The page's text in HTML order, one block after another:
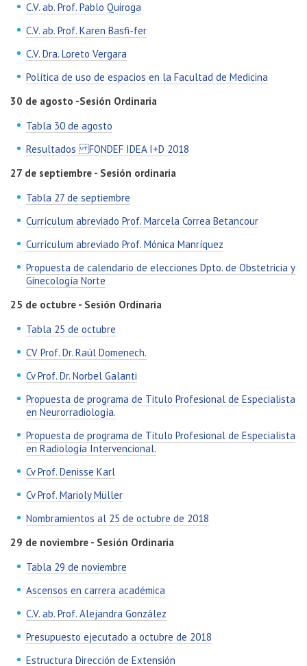
C.V. ab. Prof. Pablo Quiroga
C.V. ab. Prof. Karen Basfi-fer
C.V. Dra. Loreto Vergara
Política de uso de espacios en la Facultad de Medicina
30 de agosto -Sesión Ordinaria
Tabla 30 de agosto
Resultados FONDEF IDEA I+D 2018
27 de septiembre - Sesión ordinaria
Tabla 27 de septiembre
Currículum abreviado Prof. Marcela Correa Betancour
Currículum abreviado Prof. Mónica Manríquez
Propuesta de calendario de elecciones Dpto. de Obstetricia y
Ginecología Norte
25 de octubre - Sesión Ordinaria
Tabla 25 de octubre
CV Prof. Dr. Raúl Domenech.
Cv Prof. Dr. Norbel Galanti
Propuesta de programa de Título Profesional de Especialista
en Neurorradiología.
Propuesta de programa de Título Profesional de Especialista
en Radiología Intervencional.
Cv Prof. Denisse Karl
Cv Prof. Marioly Müller
Nombramientos al 25 de octubre de 2018
29 de noviembre - Sesión Ordinaria
Tabla 29 de noviembre
Ascensos en carrera académica
C.V. ab. Prof. Alejandra González
Presupuesto ejecutado a octubre de 2018
Estructura Dirección de Extensión